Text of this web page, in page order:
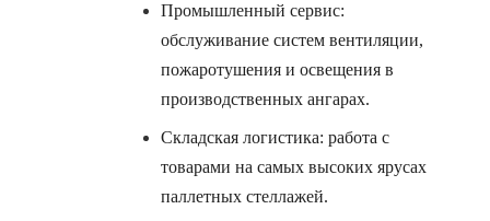
Промышленный сервис:
обслуживание систем вентиляции,
пожаротушения и освещения в
производственных ангарах.
Складская логистика: работа с
товарами на самых высоких ярусах
паллетных стеллажей.